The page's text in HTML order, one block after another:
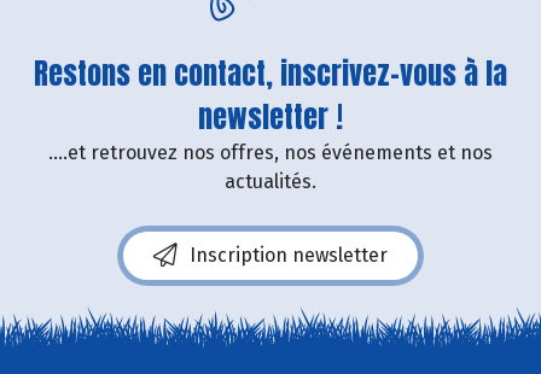
Restons en contact, inscrivez-vous à la
newsletter !
....et retrouvez nos offres, nos événements et nos
actualités.
Inscription newsletter